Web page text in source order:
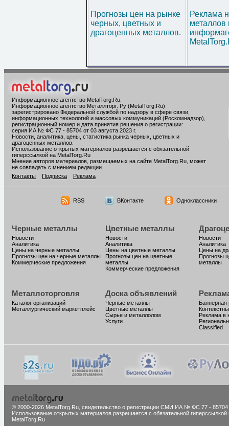
Прогнозы цен на рынке
черных, цветных и
драгоценных металлов.
Реклама
металлов
Информационное агентство MetalTorg.Ru
Информационное агентство Металлторг. Ру (MetalTorg.Ru)
зарегистрировано Федеральной службой по надзору в сфере связи,
информационных технологий и массовых коммуникаций (Роскомнадзор),
регистрационный номер и дата принятия решения о регистрации:
серия ИА № ФС 77 - 85704 от 03 августа 2023 г.
Новости, аналитика, цены, статистика рынка черных, цветных и
драгоценных металлов.
Использование открытых материалов разрешается с обязательной
гиперссылкой на MetalTorg.Ru
Мнение авторов материалов, размещаемых на сайте MetalTorg.Ru, может
не совпадать с мнением редакции.
Контакты
Подписка Реклама
RSS ВКонтакте Одноклассники
Черные металлы
Новости
Аналитика
Цены на черные металлы
Прогнозы цен на черные металлы
Коммерческие предложения
Цветные металлы
Новости
Аналитика
Цены на цветные металлы
Прогнозы цен на цветные
металлы
Коммерческие предложения
Новости
Аналитика
Цены на
Прогнозы
металлы
Металлоторговля
Каталог организаций
Металлургический маркетплейс
Доска объявлений
Черные металлы
Цветные металлы
Сырье и металлолом
Услуги
Баннерная
Реклама в
Classified
© 2000-2026 MetalTorg.Ru, cвидетельство о регистрации СМИ ИА № ФС 77 - 85704
Использование открытых материалов разрешается с обязательной гиперссылкой
MetalTorg.Ru